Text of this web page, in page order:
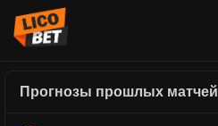
Прогнозы прошлых матчей